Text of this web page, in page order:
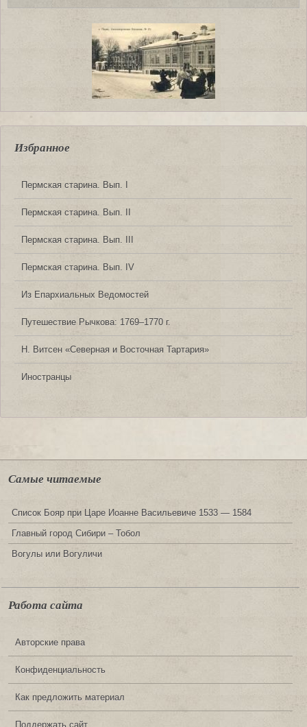
Избранное
Пермская старина. Вып. I
Пермская старина. Вып. II
Пермская старина. Вып. III
Пермская старина. Вып. IV
Из Епархиальных Ведомостей
Путешествие Рычкова: 1769‒1770 г.
Н. Витсен «Северная и Восточная Тартария»
Иностранцы
Самые читаемые
Список Бояр при Царе Иоанне Васильевиче 1533 — 1584
Главный город Сибири – Тобол
Вогулы или Вогуличи
Работа сайта
Авторские права
Конфиденциальность
Как предложить материал
Поддержать сайт